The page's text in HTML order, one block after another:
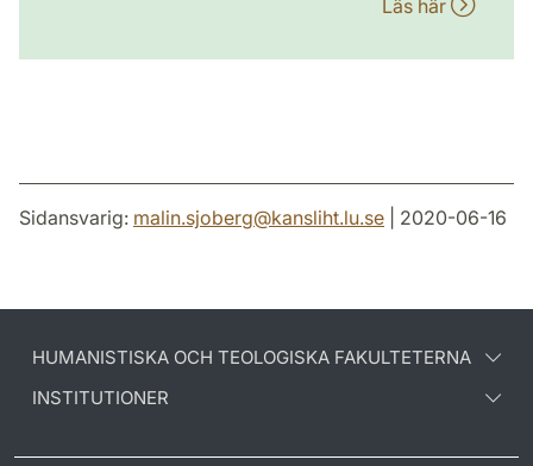
Läs här
Sidansvarig: malin.sjoberg@kansliht.lu.se | 2020-06-16
HUMANISTISKA OCH TEOLOGISKA FAKULTETERNA
INSTITUTIONER